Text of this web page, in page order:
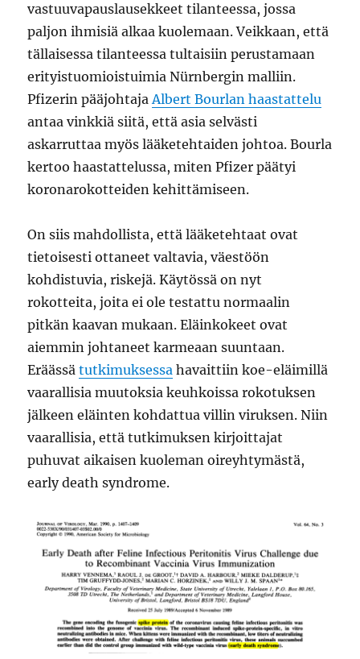
vastuuvapauslausekkeet tilanteessa, jossa
paljon ihmisiä alkaa kuolemaan. Veikkaan, että
tällaisessa tilanteessa tultaisiin perustamaan
erityistuomioistuimia Nürnbergin malliin.
Pfizerin pääjohtajaAlbert Bourlan haastattelu
antaa vinkkiä siitä, että asia selvästi
askarruttaa myös lääketehtaiden johtoa. Bourla
kertoo haastattelussa, miten Pfizer päätyi
koronarokotteiden kehittämiseen.
On siis mahdollista, että lääketehtaat ovat
tietoisesti ottaneet valtavia, väestöön
kohdistuvia, riskejä. Käytössä on nyt
rokotteita, joita ei ole testattu normaalin
pitkän kaavan mukaan. Eläinkokeet ovat
aiemmin johtaneet karmeaan suuntaan.
Eräässätutkimuksessa havaittiin koe-eläimillä
vaarallisia muutoksia keuhkoissa rokotuksen
jälkeen eläinten kohdattua villin viruksen. Niin
vaarallisia, että tutkimuksen kirjoittajat
puhuvat aikaisen kuoleman oireyhtymästä,
early death syndrome.